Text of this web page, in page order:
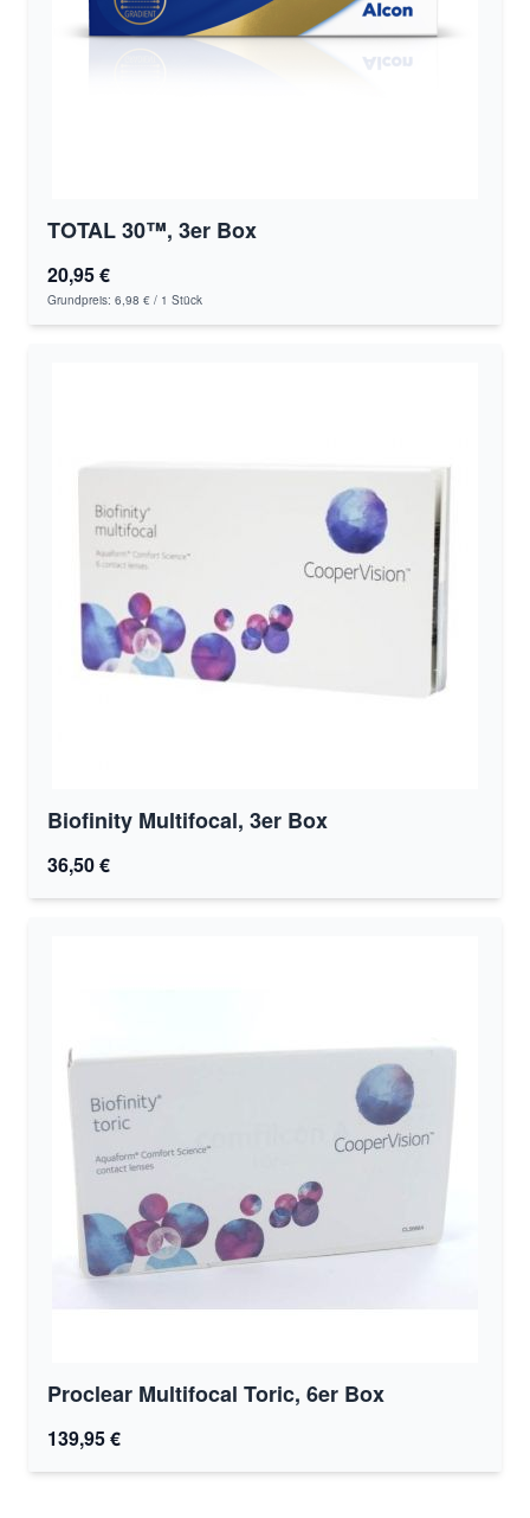
TOTAL 30™, 3er Box
20,95 €
Grundpreis: 6,98 € / 1 Stück
Biofinity Multifocal, 3er Box
36,50 €
Proclear Multifocal Toric, 6er Box
139,95 €